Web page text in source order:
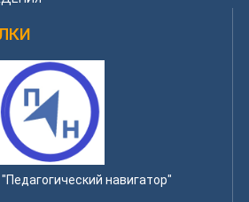
навигатор"